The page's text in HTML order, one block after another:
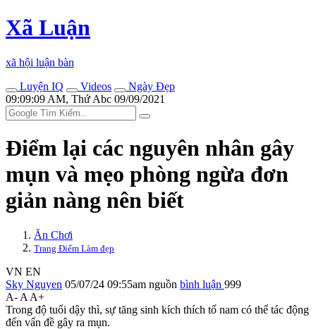
Xã Luận
xã hội luận bàn
Luyện IQ
Videos
Ngày Đẹp
09:09:09 AM, Thứ Abc 09/09/2021
Điểm lại các nguyên nhân gây
mụn và mẹo phòng ngừa đơn
giản nàng nên biết
Ăn Chơi
Trang Điểm Làm đẹp
VN EN
Sky Nguyen 05/07/24 09:55am nguồn bình luận 999
A- A A+
Trong độ tuổi dậ‌y th‌ì, sự tăng sinh kíc‌h thí‌ch tố nam có thể tác động
đến vấn đề gây ra mụn.